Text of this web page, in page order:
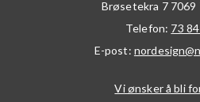
Brøsetekra 7 7069
Telefon: 73
E-post:
Vi ønsker å bli